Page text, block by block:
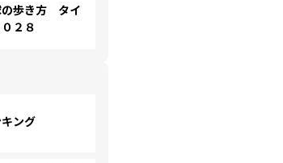
歩き方 タイ
２８
ング